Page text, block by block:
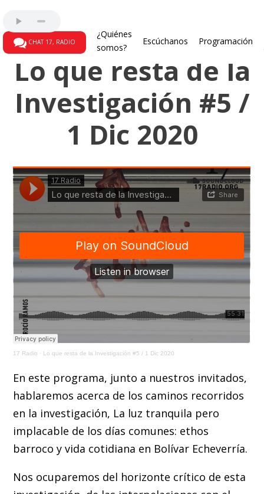
CHAT 17, RADIO
¿Quiénes
somos?
Escúchanos Programación
Lo que resta de la
Investigación #5 /
1 Dic 2020
17 Radio · Lo que resta de la Investigación #5 / 1 Dic 2020
En este programa, junto a nuestros invitados,
hablaremos acerca de los caminos recorridos
en la investigación, La luz tranquila pero
implacable de los días comunes: ethos
barroco y vida cotidiana en Bolívar Echeverría.
Nos ocuparemos del horizonte crítico de esta